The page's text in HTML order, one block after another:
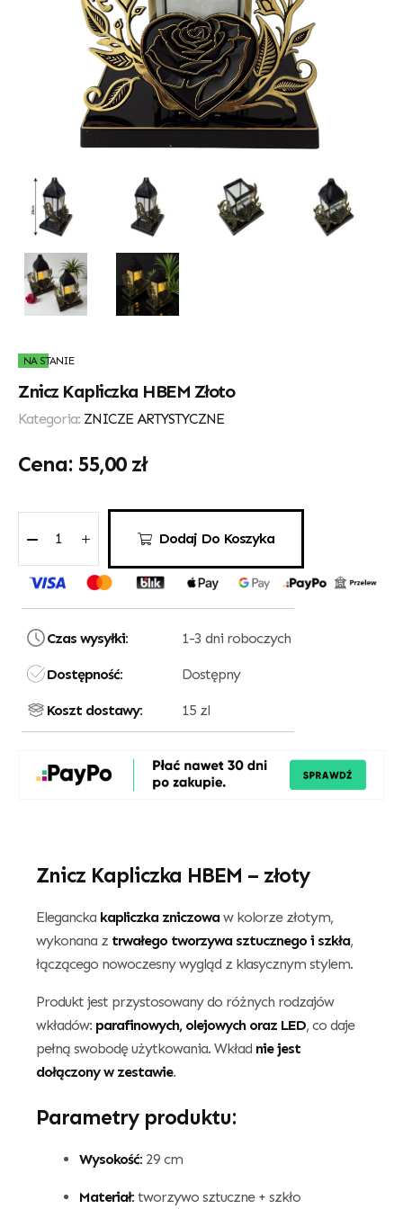
NA STANIE
Znicz Kapliczka HBEM Złoto
Kategoria: ZNICZE ARTYSTYCZNE
55,00 zł
Dodaj Do Koszyka
Czas wysyłki: 1-3 dni roboczych
Dostępność: Dostępny
Koszt dostawy: 15 zl
Znicz Kapliczka HBEM – złoty
Elegancka kapliczka zniczowaw kolorze złotym,
wykonana z trwałego tworzywa sztucznego i szkła,
łączącego nowoczesny wygląd z klasycznym stylem.
Produkt jest przystosowany do różnych rodzajów
wkładów: parafinowych, olejowych oraz LED, co daje
pełną swobodę użytkowania. Wkład nie jest
dołączony w zestawie.
Parametry produktu:
Wysokość: 29 cm
Materiał: tworzywo sztuczne + szkło